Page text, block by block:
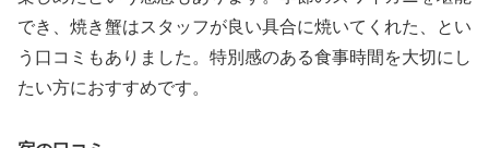
でき、焼き蟹はスタッフが良い具合に焼いてくれた、とい
う口コミもありました。特別感のある食事時間を大切にし
たい方におすすめです。